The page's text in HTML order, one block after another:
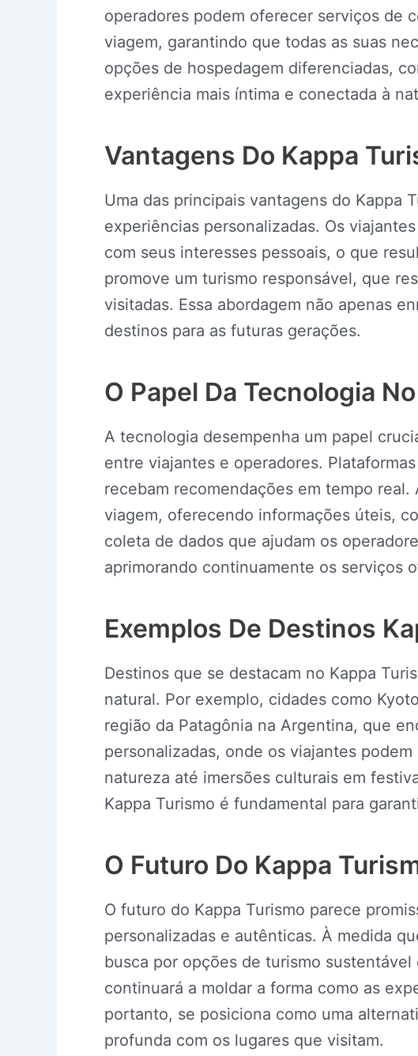
operadores podem oferecer serviços de
viagem, garantindo que todas as suas
opções de hospedagem diferenciadas,
experiência mais íntima e conectada à
Vantagens Do Kappa
Uma das principais vantagens do Kappa
experiências personalizadas. Os
com seus interesses pessoais, o que
promove um turismo responsável, que
visitadas. Essa abordagem não apenas
destinos para as futuras gerações.
O Papel Da Tecnologia
A tecnologia desempenha um papel
entre viajantes e operadores.
recebam recomendações em tempo
viagem, oferecendo informações úteis,
coleta de dados que ajudam os
aprimorando continuamente os serviços
Exemplos De Destinos
Destinos que se destacam no Kappa
natural. Por exemplo, cidades como
região da Patagônia na Argentina, que
personalizadas, onde os viajantes
natureza até imersões culturais em
Kappa Turismo é fundamental para
O Futuro Do Kappa
O futuro do Kappa Turismo parece
personalizadas e autênticas. À medida
busca por opções de turismo
continuará a moldar a forma como as
portanto, se posiciona como uma
profunda com os lugares que visitam.